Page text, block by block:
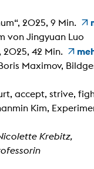
2025, 9 Min.
von Jingyuan Luo
2025, 42 Min.
Maximov,
accept, strive,
Kim,
Krebitz,